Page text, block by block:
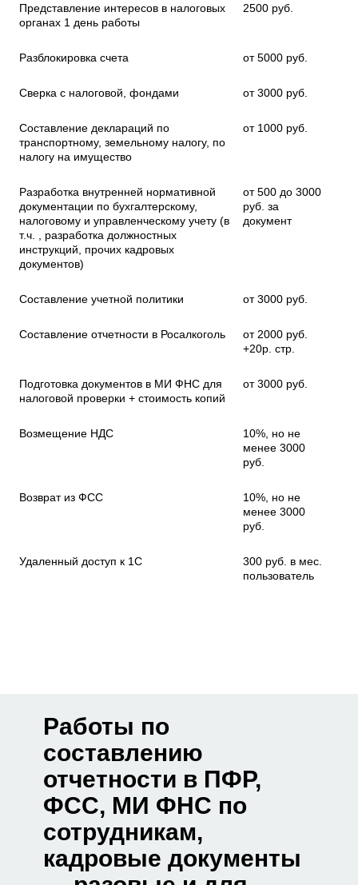
Представление интересов в налоговых
органах 1 день работы
2500 руб.
Разблокировка счета от 5000 руб.
Сверка с налоговой, фондами от 3000 руб.
Составление деклараций по
транспортному, земельному налогу, по
налогу на имущество
от 1000 руб.
Разработка внутренней нормативной
документации по бухгалтерскому,
налоговому и управленческому учету (в
т.ч. , разработка должностных
инструкций, прочих кадровых
документов)
от 500 до 3000
руб. за
документ
Составление учетной политики от 3000 руб.
Составление отчетности в Росалкоголь
от 2000 руб.
+20р. стр.
Подготовка документов в МИ ФНС для
налоговой проверки + стоимость копий
от 3000 руб.
Возмещение НДС
10%, но не
менее 3000
руб.
Возврат из ФСС
10%, но не
менее 3000
руб.
Удаленный доступ к 1С
300 руб. в мес.
пользователь
Работы по
составлению
отчетности в ПФР,
ФСС, МИ ФНС по
сотрудникам,
кадровые документы